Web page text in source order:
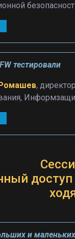
тестировали
,
и